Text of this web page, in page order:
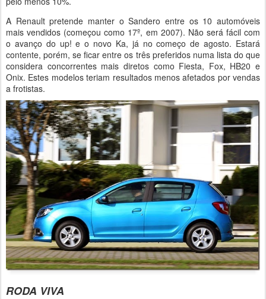
A Renault pretende manter o Sandero entre os 10 automóveis
mais vendidos (começou como 17º, em 2007). Não será fácil com
o avanço do up! e o novo Ka, já no começo de agosto. Estará
contente, porém, se ficar entre os três preferidos numa lista do que
considera concorrentes mais diretos como Fiesta, Fox, HB20 e
Onix. Estes modelos teriam resultados menos afetados por vendas
a frotistas.
RODA VIVA